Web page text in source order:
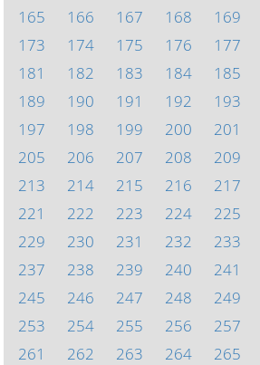
165
166 167 168 169
173
174 175 176 177
181
182 183 184 185
189
190 191 192 193
197
198 199 200 201
205
206 207 208 209
213
214 215 216 217
221
222 223 224 225
229
230 231 232 233
237
238 239 240 241
245
246 247 248 249
253
254 255 256 257
261
262 263 264 265